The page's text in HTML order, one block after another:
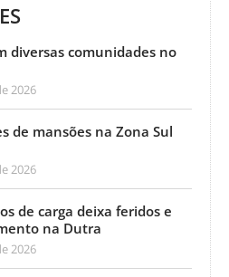
diversas comunidades no
2026
de mansões na Zona Sul
2026
de carga deixa feridos e
na Dutra
2026